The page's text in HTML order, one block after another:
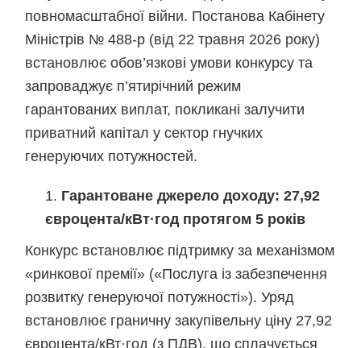
повномасштабної війни. Постанова Кабінету
Міністрів № 488-р (від 22 травня 2026 року)
встановлює обов’язкові умови конкурсу та
запроваджує п’ятирічний режим
гарантованих виплат, покликані залучити
приватний капітал у сектор гнучких
генеруючих потужностей.
Гарантоване джерело доходу: 27,92
євроцента/кВт·год протягом 5 років
Конкурс встановлює підтримку за механізмом
«ринкової премії» («Послуга із забезпечення
розвитку генеруючої потужності»). Уряд
встановлює граничну закупівельну ціну 27,92
євроцента/кВт·год (з ПДВ), що сплачується